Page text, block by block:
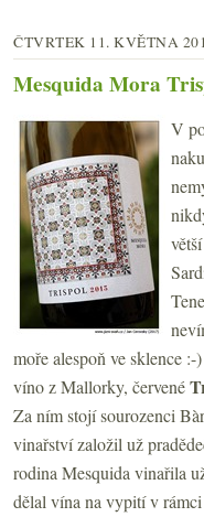
ČTVRTEK 11. KVĚTNA
Mesquida Mora
V
moře alespoň ve sklence
víno z Mallorky, červené
Za ním stojí sourozenci
vinařství založil už
rodina Mesquida vinařila
dělal vína na vypití v